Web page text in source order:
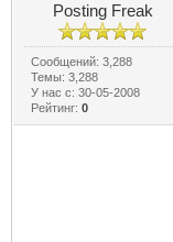
Posting Freak
Сообщений: 3,288
Темы: 3,288
У нас с: 30-05-2008
Рейтинг: 0